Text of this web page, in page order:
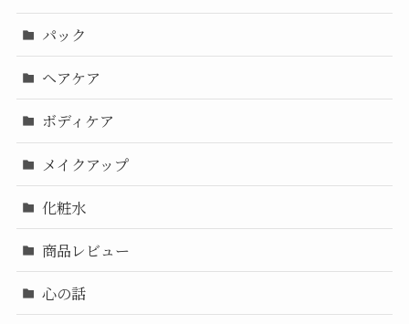
パック
ヘアケア
ボディケア
メイクアップ
化粧水
商品レビュー
心の話